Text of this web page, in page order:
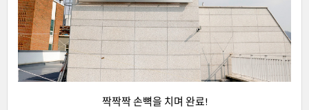
짝짝짝 손뼉을 치며 완료!